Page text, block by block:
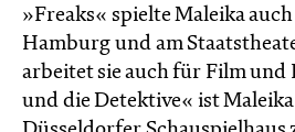
»Freaks« spielte Maleika
Hamburg und am
arbeitet sie auch für Film und
und die Detektive« ist Maleika